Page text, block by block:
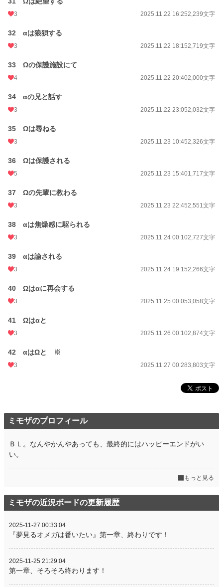
3 2025.11.22 16:252,239文字
32 αは狼狽する
3 2025.11.22 18:152,719文字
33 Ωの保護施設にて
4 2025.11.22 20:402,000文字
34 αの兄と話す
3 2025.11.22 23:052,032文字
35 Ωは尋ねる
3 2025.11.23 10:452,326文字
36 Ωは保護される
5 2025.11.23 15:401,717文字
37 Ωの先輩に教わる
3 2025.11.23 22:452,551文字
38 αは焦燥感に駆られる
3 2025.11.24 00:102,727文字
39 αは諭される
3 2025.11.24 19:152,266文字
40 Ωはαに再会する
3 2025.11.25 00:053,058文字
41 Ωはαと
3 2025.11.26 00:102,874文字
42 αはΩと ※
3 2025.11.27 00:283,803文字
ミモザのプロフィール
ＢＬ。なんやかんやあっても、最終的にはハッピーエンドがい
い。
もっと見る
ミモザの近況ボードの更新履歴
2025-11-27 00:33:04
『夢見るオメガは番いたい』第一章、終わりです！
2025-11-25 21:29:04
第一章、そろそろ終わります！